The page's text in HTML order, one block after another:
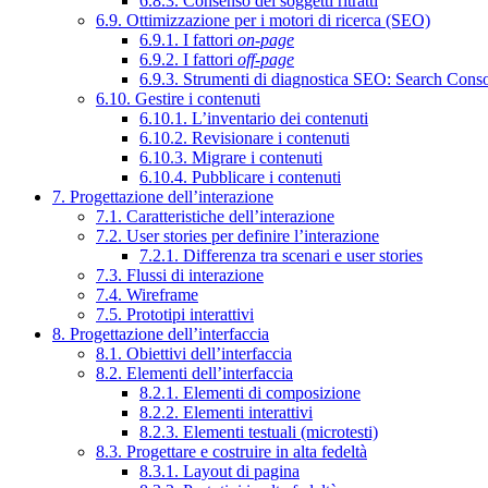
6.9. Ottimizzazione per i motori di ricerca (SEO)
6.9.1. I fattori on-page
6.9.2. I fattori off-page
6.9.3. Strumenti di diagnostica SEO: Search
6.10. Gestire i contenuti
6.10.1. L’inventario dei contenuti
6.10.2. Revisionare i contenuti
6.10.3. Migrare i contenuti
6.10.4. Pubblicare i contenuti
7. Progettazione dell’interazione
7.1. Caratteristiche dell’interazione
7.2. User stories per definire l’interazione
7.2.1. Differenza tra scenari e user stories
7.3. Flussi di interazione
7.4. Wireframe
7.5. Prototipi interattivi
8. Progettazione dell’interfaccia
8.1. Obiettivi dell’interfaccia
8.2. Elementi dell’interfaccia
8.2.1. Elementi di composizione
8.2.2. Elementi interattivi
8.2.3. Elementi testuali (microtesti)
8.3. Progettare e costruire in alta fedeltà
8.3.1. Layout di pagina